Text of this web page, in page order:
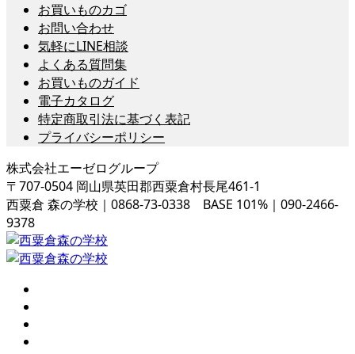
お買いものカゴ
お問い合わせ
気軽にLINE相談
よくある質問集
お買いものガイド
電子カタログ
特定商取引法に基づく表記
プライバシーポリシー
株式会社エーゼログループ
〒707-0504 岡山県英田郡西粟倉村長尾461-1
西粟倉 森の学校｜0868-73-0338 BASE 101%｜090-2466-
9378